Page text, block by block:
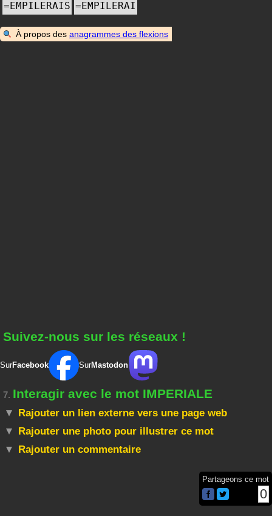
=EMPILERAIS =EMPILERAI
À propos des anagrammes des flexions
Suivez-nous sur les réseaux !
SurFacebook SurMastodon
7. Interagir avec le mot IMPERIALE
Rajouter un lien externe vers une page web
Rajouter une photo pour illustrer ce mot
Rajouter un commentaire
Partageons ce mot
0